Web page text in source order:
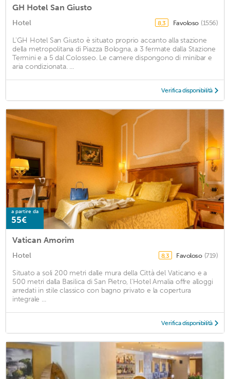
GH Hotel San Giusto
Hotel 8,3 Favoloso (1556)
L'GH Hotel San Giusto è situato proprio accanto alla stazione
della metropolitana di Piazza Bologna, a 3 fermate dalla Stazione
Termini e a 5 dal Colosseo. Le camere dispongono di minibar e
aria condizionata. ...
Verifica disponibilità
a partire da
55€
Vatican Amorim
Hotel 8,3 Favoloso (719)
Situato a soli 200 metri dalle mura della Città del Vaticano e a
500 metri dalla Basilica di San Pietro, l'Hotel Amalia offre alloggi
arredati in stile classico con bagno privato e la copertura
integrale ...
Verifica disponibilità